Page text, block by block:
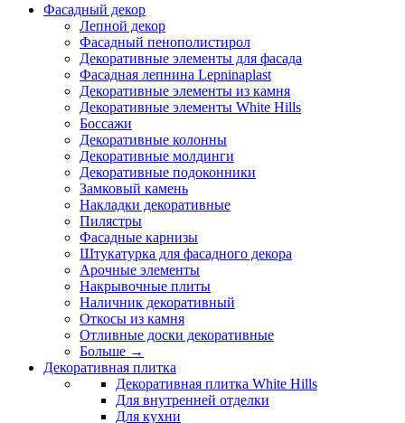
Фасадный декор
Лепной декор
Фасадный пенополистирол
Декоративные элементы для фасада
Фасадная лепнина Lepninaplast
Декоративные элементы из камня
Декоративные элементы White Hills
Боссажи
Декоративные колонны
Декоративные молдинги
Декоративные подоконники
Замковый камень
Накладки декоративные
Пилястры
Фасадные карнизы
Штукатурка для фасадного декора
Арочные элементы
Накрывочные плиты
Наличник декоративный
Откосы из камня
Отливные доски декоративные
Больше →
Декоративная плитка
Декоративная плитка White Hills
Для внутренней отделки
Для кухни